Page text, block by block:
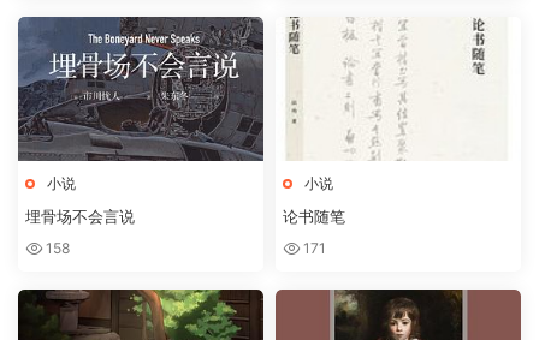
小说
埋骨场不会言说
158
小说
论书随笔
171